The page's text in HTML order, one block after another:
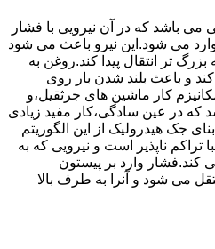
می باشد که در آن نیرویی با فشار
می شود.این نیرو باعث می شود
تر انتقال پیدا کند.روغن به
و باعث بلند شدن بار روی
کار ماشین های جرثقیل،و
که در عین سادگی،کار مفید زیادی
جک هیدرولیک از این الگوریتم
تراکم ناپذیر است و نیرویی که به
کند.فشار وارد بر پیستون
می شود و آنرا به طرف بالا